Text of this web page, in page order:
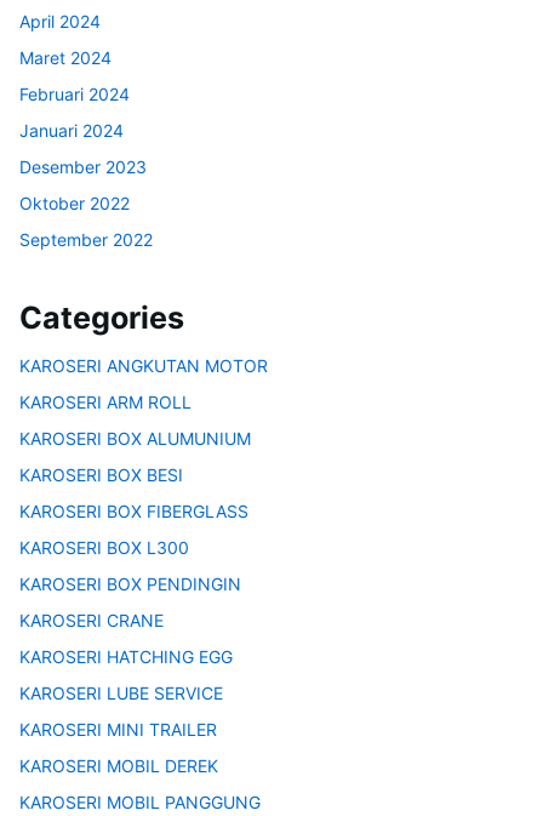
April 2024
Maret 2024
Februari 2024
Januari 2024
Desember 2023
Oktober 2022
September 2022
Categories
KAROSERI ANGKUTAN MOTOR
KAROSERI ARM ROLL
KAROSERI BOX ALUMUNIUM
KAROSERI BOX BESI
KAROSERI BOX FIBERGLASS
KAROSERI BOX L300
KAROSERI BOX PENDINGIN
KAROSERI CRANE
KAROSERI HATCHING EGG
KAROSERI LUBE SERVICE
KAROSERI MINI TRAILER
KAROSERI MOBIL DEREK
KAROSERI MOBIL PANGGUNG